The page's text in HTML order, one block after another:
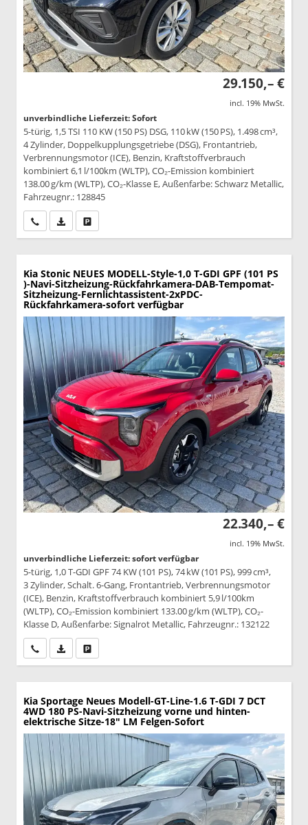
29.150,– €
incl. 19% MwSt.
unverbindliche Lieferzeit: Sofort
5-türig, 1,5 TSI 110 KW (150 PS) DSG, 110 kW (150 PS), 1.498 cm³,
4 Zylinder, Doppelkupplungsgetriebe (DSG), Frontantrieb,
Verbrennungsmotor (ICE), Benzin, Kraftstoffverbrauch
kombiniert 6,1 l/100km (WLTP), CO₂-Emission kombiniert
138.00 g/km (WLTP), CO₂-Klasse E, Außenfarbe: Schwarz Metallic,
Fahrzeugnr.: 128845
Wir rufen Sie anPDF-Datei, Fahrzeugexposé drucken
Kia Stonic NEUES MODELL-Style-1,0 T-GDI GPF (101 PS
)-Navi-Sitzheizung-Rückfahrkamera-DAB-Tempomat-
Sitzheizung-Fernlichtassistent-2xPDC-
Rückfahrkamera-sofort verfügbar
22.340,– €
incl. 19% MwSt.
unverbindliche Lieferzeit: sofort verfügbar
5-türig, 1,0 T-GDI GPF 74 KW (101 PS), 74 kW (101 PS), 999 cm³,
3 Zylinder, Schalt. 6-Gang, Frontantrieb, Verbrennungsmotor
(ICE), Benzin, Kraftstoffverbrauch kombiniert 5,9 l/100km
(WLTP), CO₂-Emission kombiniert 133.00 g/km (WLTP), CO₂-
Klasse D, Außenfarbe: Signalrot Metallic, Fahrzeugnr.: 132122
Wir rufen Sie anPDF-Datei, Fahrzeugexposé drucken
Kia Sportage Neues Modell-GT-Line-1.6 T-GDI 7 DCT
4WD 180 PS-Navi-Sitzheizung vorne und hinten-
elektrische Sitze-18" LM Felgen-Sofort